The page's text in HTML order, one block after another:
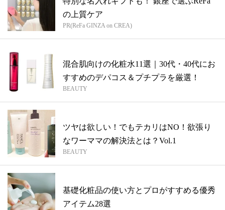
の上質ケア
PR(ReFa GINZA on CREA)
混合肌向けの化粧水11選｜30代・40代にお
すすめのデパコス＆プチプラを厳選！
BEAUTY
ツヤは欲しい！でもテカリはNO！欲張り
なワーママの解決法とは？Vol.1
BEAUTY
基礎化粧品の使い方とプロがすすめる優秀
アイテム28選